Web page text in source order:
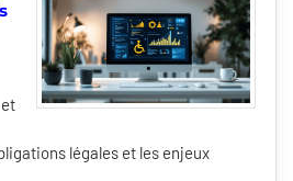
légales et les enjeux